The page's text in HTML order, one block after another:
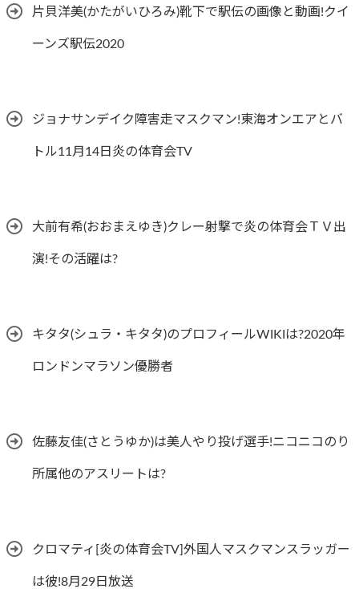
片貝洋美(かたがいひろみ)靴下で駅伝の画像と動画!クイ
ーンズ駅伝2020
ジョナサンデイク障害走マスクマン!東海オンエアとバ
トル11月14日炎の体育会TV
大前有希(おおまえゆき)クレー射撃で炎の体育会ＴＶ出
演!その活躍は?
キタタ(シュラ・キタタ)のプロフィールWIKIは?2020年
ロンドンマラソン優勝者
佐藤友佳(さとうゆか)は美人やり投げ選手!ニコニコのり
所属他のアスリートは?
クロマティ[炎の体育会TV]外国人マスクマンスラッガー
は彼!8月29日放送